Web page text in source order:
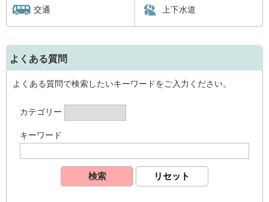
交通 上下水道
よくある質問
よくある質問で検索したいキーワードをご入力ください。
カテゴリー
キーワード